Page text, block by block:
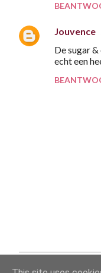
Jouvence
De sugar
echt een
E